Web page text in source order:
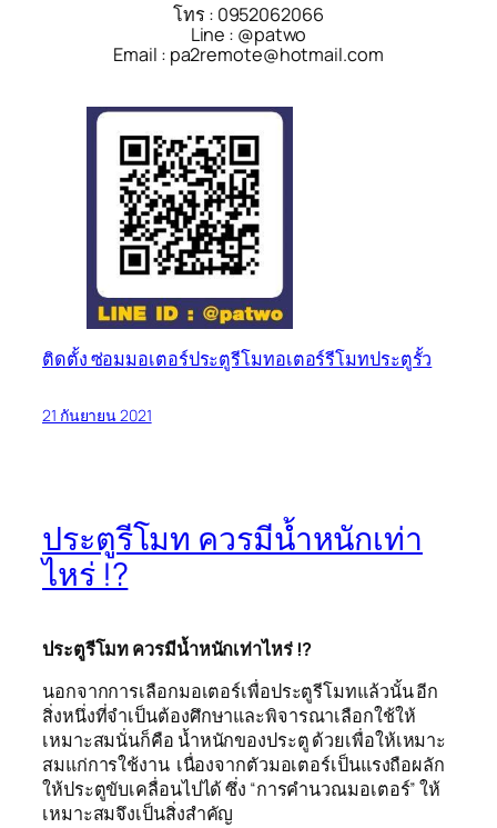
โทร : 0952062066
Line : @patwo
Email : pa2remote@hotmail.com
ติดตั้ง ซ่อมมอเตอร์ประตูรีโมทอเตอร์รีโมทประตูรั้ว
21 กันยายน 2021
ประตูรีโมท ควรมีน้ำหนักเท่า
ไหร่ !?
ประตูรีโมท ควรมีน้ำหนักเท่าไหร่ !?
นอกจากการเลือกมอเตอร์เพื่อประตูรีโมทแล้วนั้น อีก
สิ่งหนึ่งที่จำเป็นต้องศึกษาและพิจารณาเลือกใช้ให้
เหมาะสมนั่นก็คือ น้ำหนักของประตู ด้วยเพื่อให้เหมาะ
สมแก่การใช้งาน เนื่องจากตัวมอเตอร์เป็นแรงถือผลัก
ให้ประตูขับเคลื่อนไปได้ ซึ่ง “การคำนวณมอเตอร์” ให้
เหมาะสมจึงเป็นสิ่งสำคัญ